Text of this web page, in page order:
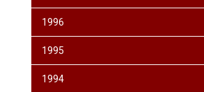
1996
1995
1994